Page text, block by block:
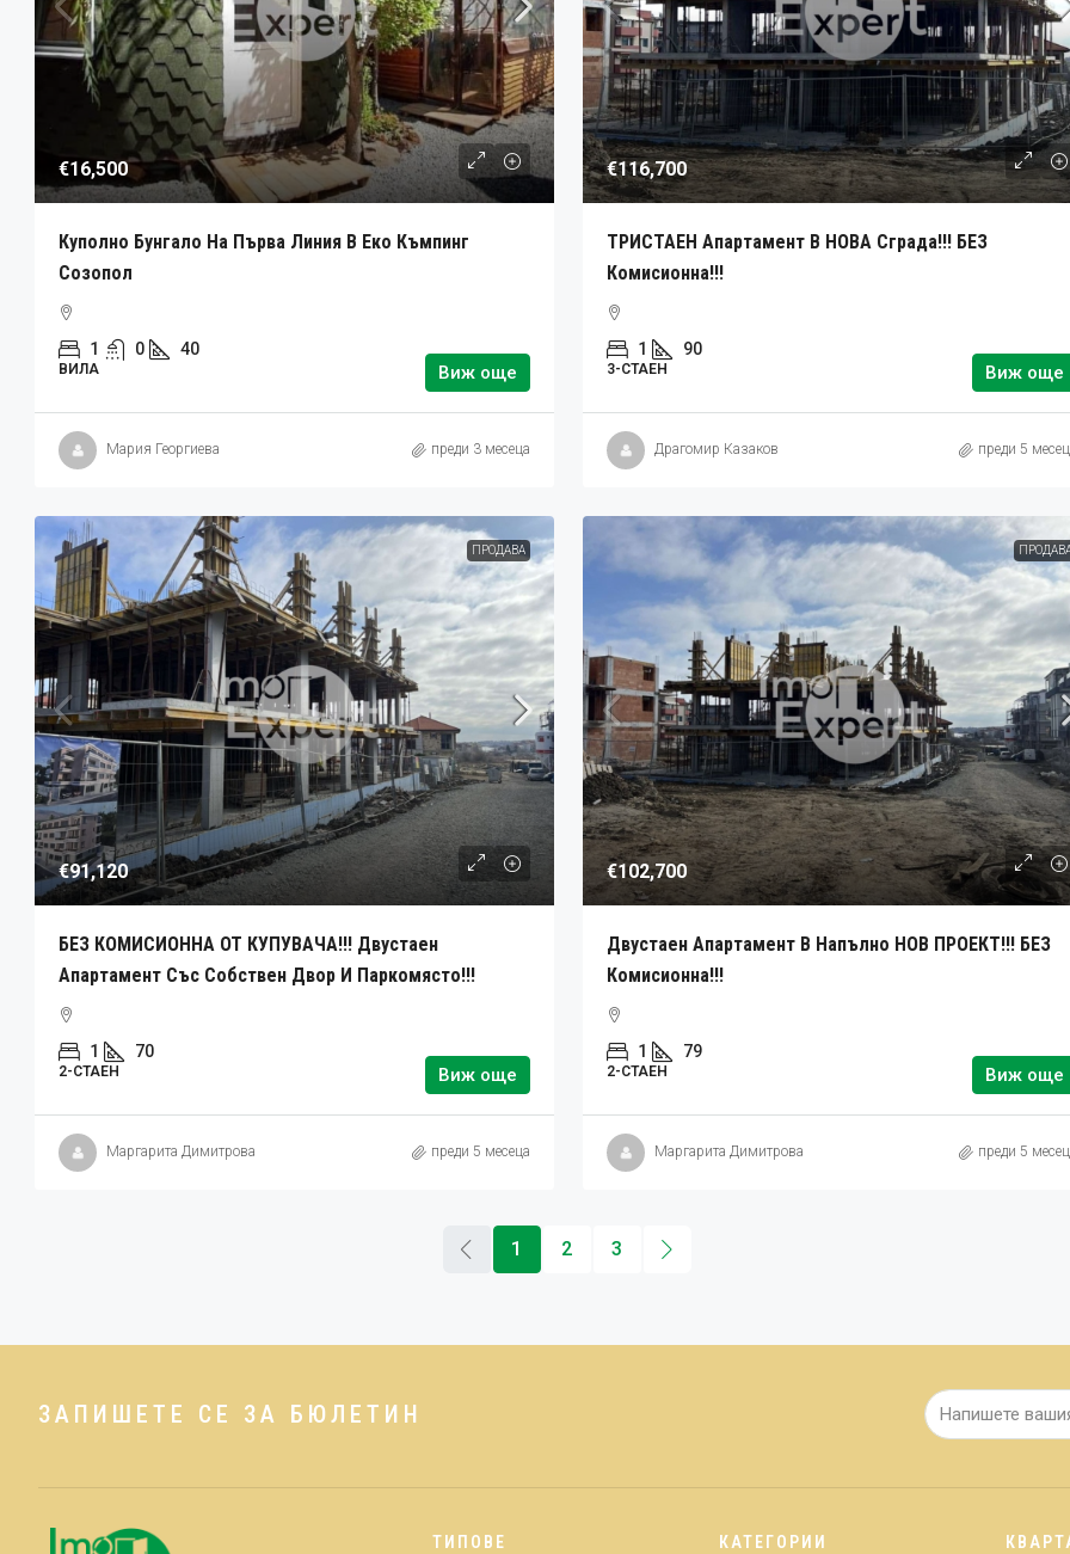
€16,500
Куполно Бунгало На Първа Линия В Еко Къмпинг
Созопол
1 0 40
ВИЛА Виж още
Мария Георгиева преди 3 месеца
€116,700
ТРИСТАЕН Апартамент В НОВА Сграда!!! БЕЗ
Комисионна!!!
1 90
3-СТАЕН Виж още
Драгомир Казаков преди 5
ПРОДАВА
€91,120
БЕЗ КОМИСИОННА ОТ КУПУВАЧА!!! Двустаен
Апартамент Със Собствен Двор И Паркомясто!!!
1 70
2-СТАЕН Виж още
Маргарита Димитрова преди 5 месеца
€102,700
Двустаен Апартамент В Напълно НОВ ПРОЕКТ!!! БЕЗ
Комисионна!!!
1 79
2-СТАЕН Виж още
Маргарита Димитрова преди 5
1 2 3
ЗАПИШЕТЕ СЕ ЗА БЮЛЕТИН
ТИПОВЕ КАТЕГОРИИ